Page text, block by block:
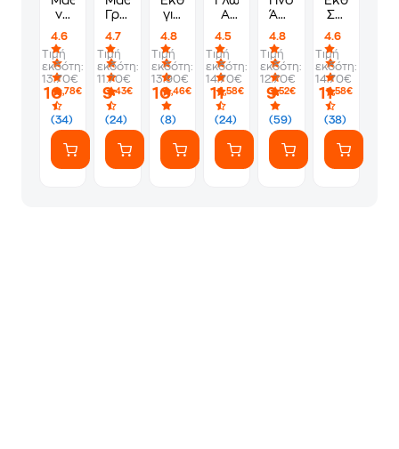
να
σωστές
εκθέσεις
Δ'
Δημοτικού
4.6
(34)
Τιμή
εκδότη:
13.70€
10,78€
Γρήγορα
Σωστά
Να
Γράφω
Εκθέσεις
Δ'
Δημοτικού
4.7
(24)
Τιμή
εκδότη:
11.70€
9,43€
για
ΣΤ'
Δημοτικού
4.8
(8)
Τιμή
εκδότη:
13.90€
10,46€
Α'
4.5
(24)
Τιμή
εκδότη:
14.70€
11,58€
Άριστος
Γλώσσα
Δ'
Δημοτικού
4.8
(59)
Τιμή
εκδότη:
12.70€
9,52€
ΣΤ'
4.6
(38)
Τιμή
εκδότη:
14.70€
11,58€